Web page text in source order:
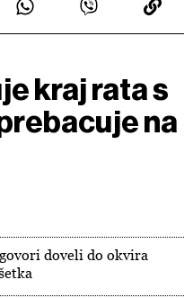
kraj rata s
na
doveli do okvira